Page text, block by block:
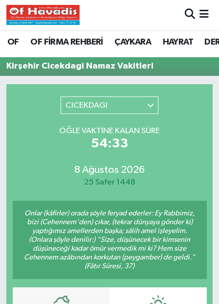
OF OF FİRMA REHBERİ ÇAYKARA HAYRAT
Kirşehir Cicekdagi Namaz Vakitleri
CICEKDAGI
ÖĞLE VAKTINE KALAN SÜRE
54:33
8 Ağustos 2026
25 Safer 1448
Onlar (kâfirler) orada şöyle feryad ederler: Ey Rabbimiz,
bizi (Cehennem'den) çıkar, (tekrar dünyaya gönder ki)
yaptığımız amellerden başka; sâlih amel işleyelim.
(Onlara şöyle denilir:) "Size, düşünecek bir kimsenin
düşüneceği kadar ömür vermedik mi ki? Hem size
Cehennem azâbından korkutan (peygamber) de geldi."
(Fâtır Sûresi, 37)
Trabzon Nöbetçi Eczaneler
Trabzon Hava Durumu
Trabzon Namaz Vakitleri
Trabzon Trafik Yoğunluk Haritası
Süper Lig Puan Durumu ve Fikstür
Son Dakika Haberleri
Haber Arşivi